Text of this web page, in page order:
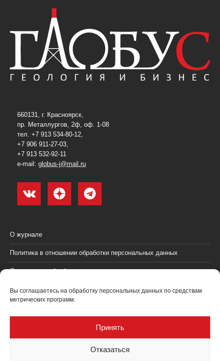
Вы соглашаетесь на обработку персональных данных по средствам
метрических программ.
Принять
Отказаться
660131, г. Красноярск,
пр. Металлургов, 2ф, оф. 1-08
тел. +7 913 534-80-12,
+7 906 911-27-03,
+7 913 532-92-11
e-mail: globus-j@mail.ru
О журнале
Политика в отношении обработки персональных данных
Согласие на обработку персональных данных
Пользовательское соглашение (оферта)